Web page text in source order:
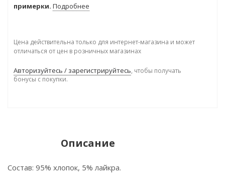
примерки. Подробнее
Цена действительна только для интернет-магазина и может
отличаться от цен в розничных магазинах
Авторизуйтесь / зарегистрируйтесь, чтобы получать
бонусы с покупки.
Описание
Состав: 95% хлопок, 5% лайкра.